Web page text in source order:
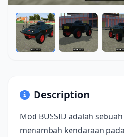
Description
Mod BUSSID adalah
menambah kendaraan